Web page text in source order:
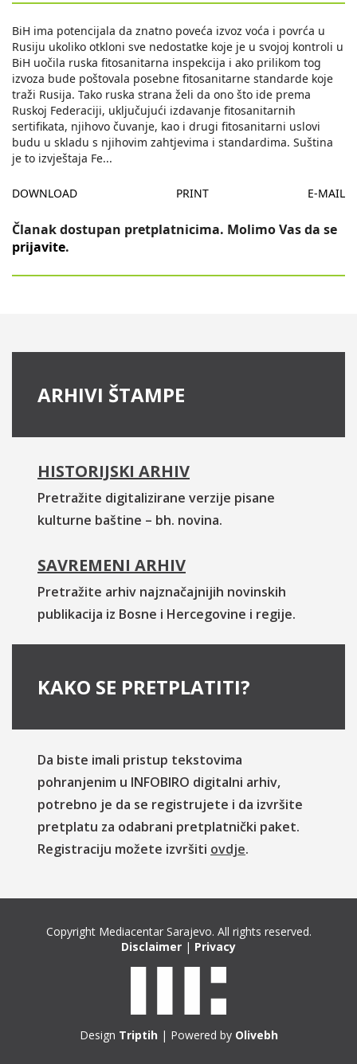
BiH ima potencijala da znatno poveća izvoz voća i povrća u
Rusiju ukoliko otkloni sve nedostatke koje je u svojoj kontroli u
BiH uočila ruska fitosanitarna inspekcija i ako prilikom tog
izvoza bude poštovala posebne fitosanitarne standarde koje
traži Rusija. Tako ruska strana želi da ono što ide prema
Ruskoj Federaciji, uključujući izdavanje fitosanitarnih
sertifikata, njihovo čuvanje, kao i drugi fitosanitarni uslovi
budu u skladu s njihovim zahtjevima i standardima. Suština
je to izvještaja Fe...
DOWNLOAD PRINT E-MAIL
Članak dostupan pretplatnicima. Molimo Vas da se
prijavite.
ARHIVI ŠTAMPE
HISTORIJSKI ARHIV
Pretražite digitalizirane verzije pisane
kulturne baštine – bh. novina.
SAVREMENI ARHIV
Pretražite arhiv najznačajnijih novinskih
publikacija iz Bosne i Hercegovine i regije.
KAKO SE PRETPLATITI?
Da biste imali pristup tekstovima
pohranjenim u INFOBIRO digitalni arhiv,
potrebno je da se registrujete i da izvršite
pretplatu za odabrani pretplatnički paket.
Registraciju možete izvršiti ovdje.
Copyright Mediacentar Sarajevo. All rights reserved.
Disclaimer | Privacy
Design Triptih| Powered by Olivebh